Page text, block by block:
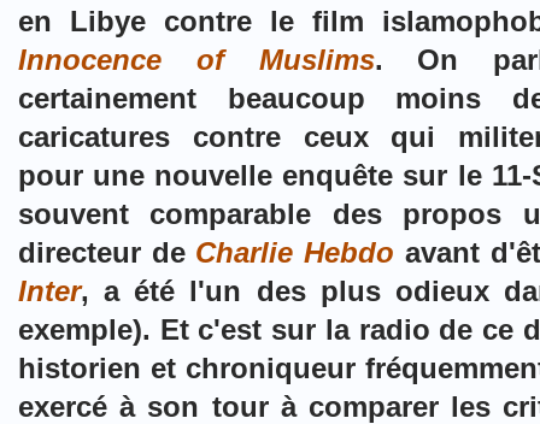
en Libye contre le film
Innocence of Muslims. On
certainement beaucoup moins
caricatures contre ceux qui
pour une nouvelle enquête sur le
souvent comparable des propos
directeur de Charlie Hebdo avant
Inter, a été l'un des plus odieux
exemple). Et c'est sur la radio de ce
historien et chroniqueur
exercé à son tour à comparer les